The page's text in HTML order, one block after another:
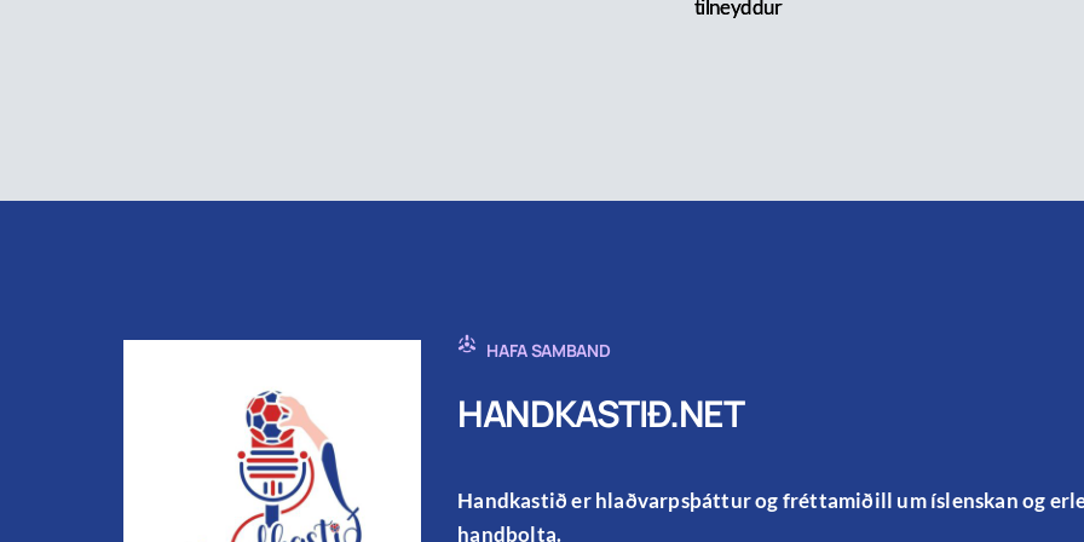
tilneyddur
HAFA SAMBAND
HANDKASTIÐ.NET
Handkastið er hlaðvarpsþáttur og fréttamiðill um íslenskan og
handbolta.